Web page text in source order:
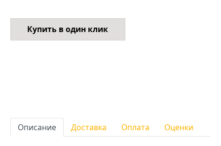
Купить в один клик
Описание Доставка Оплата Оценки